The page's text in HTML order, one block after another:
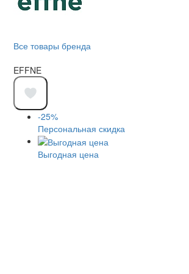
Все товары бренда
EFFNE
-25%
Персональная скидка
Выгодная цена